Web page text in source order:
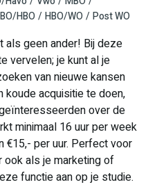
HBO HBO/WO Post WO
als geen ander! Bij deze
vervelen; je kunt al je
van nieuwe kansen
acquisitie te doen,
over de
minimaal 16 uur per week
€15,- per uur. Perfect voor
ook als je marketing of
functie aan op je studie.